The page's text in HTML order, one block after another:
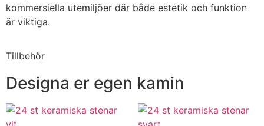
kommersiella utemiljöer där både estetik och funktion
är viktiga.
Tillbehör
Designa er egen kamin